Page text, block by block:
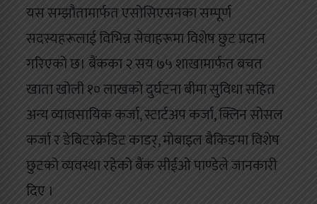
यस सम्झौतामार्फत एसोसिएसनका सम्पूर्ण
सदस्यहरूलाई विभिन्न सेवाहरूमा विशेष छुट प्रदान
गरिएको छ। बैंकका २ सय ७५ शाखामार्फत बचत
खाता खोली १० लाखको दुर्घटना बीमा सुविधा सहित
अन्य व्यावसायिक कर्जा, स्टार्टअप कर्जा, क्लिन सोसल
कर्जा र डेबिटरक्रेडिट काडर्, मोबाइल बैकिङमा विशेष
छुटको व्यवस्था रहेको बैंक सीईओ पाण्डेले जानकारी
दिए ।